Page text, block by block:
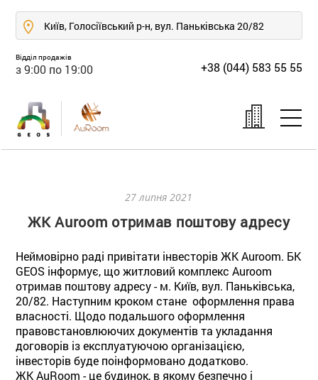
Київ, Голосіївський р-н, вул. Паньківська 20/82
Відділ продажів
з 9:00 по 19:00 +38 (044) 583 55 55
27 липня 2021
ЖК Auroom отримав поштову адресу
Неймовірно раді привітати інвесторів ЖК Auroom. БК
GEOS інформує, що житловий комплекс Auroom
отримав поштову адресу - м. Київ, вул. Паньківська,
20/82. Наступним кроком стане оформлення права
власності. Щодо подальшого оформлення
правовстановлюючих документів та укладання
договорів із експлуатуючою організацією,
інвесторів буде поінформовано додатково.⠀
⁣ЖК AuRoom - це будинок, в якому безпечно і